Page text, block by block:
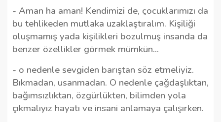
- Aman ha aman! Kendimizi de, çocuklarımızı da
bu tehlikeden mutlaka uzaklaştıralım. Kişiliği
oluşmamış yada kişilikleri bozulmuş insanda da
benzer özellikler görmek mümkün...
- o nedenle sevgiden barıştan söz etmeliyiz.
Bıkmadan, usanmadan. O nedenle çağdaşlıktan,
bağımsızlıktan, özgürlükten, bilimden yola
çıkmalıyız hayatı ve insani anlamaya çalışırken.